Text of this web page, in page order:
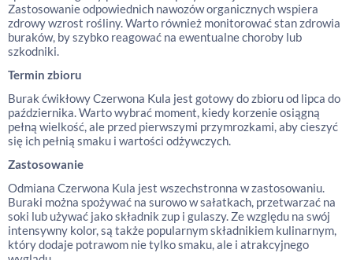
Zastosowanie odpowiednich nawozów organicznych wspiera
zdrowy wzrost rośliny. Warto również monitorować stan zdrowia
buraków, by szybko reagować na ewentualne choroby lub
szkodniki.
Termin zbioru
Burak ćwikłowy Czerwona Kula jest gotowy do zbioru od lipca do
października. Warto wybrać moment, kiedy korzenie osiągną
pełną wielkość, ale przed pierwszymi przymrozkami, aby cieszyć
się ich pełnią smaku i wartości odżywczych.
Zastosowanie
Odmiana Czerwona Kula jest wszechstronna w zastosowaniu.
Buraki można spożywać na surowo w sałatkach, przetwarzać na
soki lub używać jako składnik zup i gulaszy. Ze względu na swój
intensywny kolor, są także popularnym składnikiem kulinarnym,
który dodaje potrawom nie tylko smaku, ale i atrakcyjnego